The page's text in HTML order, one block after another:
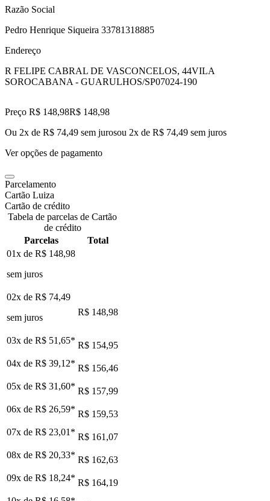
Razão Social
Pedro Henrique Siqueira 33781318885
Endereço
R FELIPE CABRAL DE VASCONCELOS, 44VILA
SOROCABANA - GUARULHOS/SP07024-190
Preço R$ 148,98R$ 148,98
Ou 2x de R$ 74,49 sem jurosou 2x de R$ 74,49 sem juros
Ver opções de pagamento
Parcelamento
Cartão Luiza
Cartão de crédito
Tabela de parcelas de Cartão
de crédito
Parcelas
Total
01x de R$ 148,98
sem juros
02x de R$ 74,49
sem juros
R$ 148,98
03x de R$ 51,65* R$ 154,95
04x de R$ 39,12* R$ 156,46
05x de R$ 31,60* R$ 157,99
06x de R$ 26,59* R$ 159,53
07x de R$ 23,01 * R$ 161,07
08x de R$ 20,33* R$ 162,63
09x de R$ 18,24* R$ 164,19